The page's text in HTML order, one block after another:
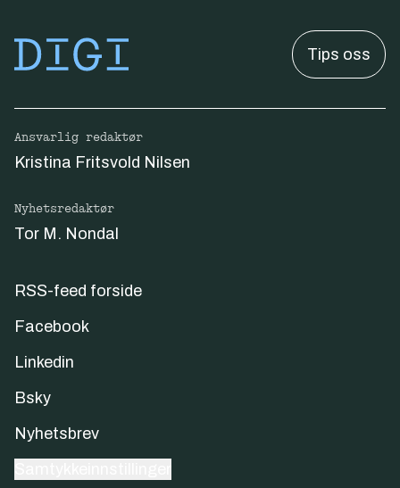
Tips oss
Ansvarlig redaktør
Kristina Fritsvold Nilsen
Nyhetsredaktør
Tor M. Nondal
RSS-feed forside
Facebook
Linkedin
Bsky
Nyhetsbrev